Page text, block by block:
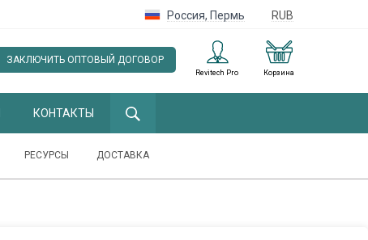
Россия, Пермь RUB
Корзина
Revitech Pro
ЗАКЛЮЧИТЬ ОПТОВЫЙ ДОГОВОР
КОНТАКТЫ
РЕСУРСЫ ДОСТАВКА